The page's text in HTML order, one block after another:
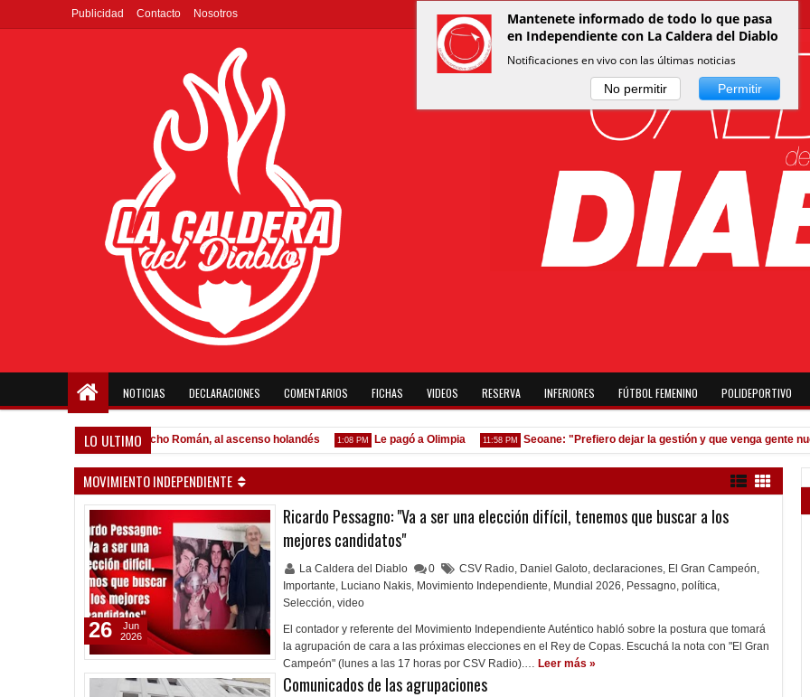
Publicidad Contacto Nosotros
NOTICIAS DECLARACIONES COMENTARIOS FICHAS VIDEOS RESERVA INFERIORES FÚTBOL FEMENINO POLIDEPORTIVO
LO ULTIMO
1:14 PM Pocho Román, al ascenso holandés 1:08 PM Le pagó a Olimpia 11:58 PM Seoane: "Prefiero dejar la gestión y que venga gente nueva"
MOVIMIENTO INDEPENDIENTE
Ricardo Pessagno: "Va a ser una elección difícil, tenemos que buscar a los
mejores candidatos"
La Caldera del Diablo 0 CSV Radio, Daniel Galoto, declaraciones, El Gran Campeón,
Importante, Luciano Nakis, Movimiento Independiente, Mundial 2026, Pessagno, política,
Selección, video
El contador y referente del Movimiento Independiente Auténtico habló sobre la postura que tomará
la agrupación de cara a las próximas elecciones en el Rey de Copas. Escuchá la nota con "El Gran
Campeón" (lunes a las 17 horas por CSV Radio).… Leer más »
26
Jun
2026
Comunicados de las agrupaciones
Mantenete informado de todo lo que pasa
en Independiente con La Caldera del Diablo
Notificaciones en vivo con las últimas noticias
No permitir Permitir